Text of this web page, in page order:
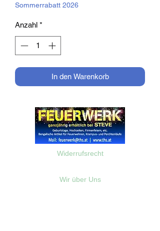
Sommerrabatt 2026
Anzahl *
In den Warenkorb
Widerrufsrecht
Wir über Uns